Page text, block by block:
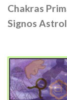
Chakras
Signos